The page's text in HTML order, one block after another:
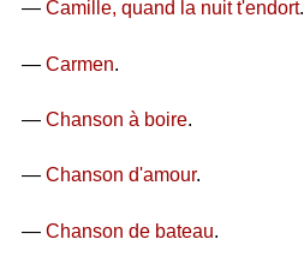
— Camille, quand la nuit t'endort.
— Carmen.
— Chanson à boire.
— Chanson d'amour.
— Chanson de bateau.